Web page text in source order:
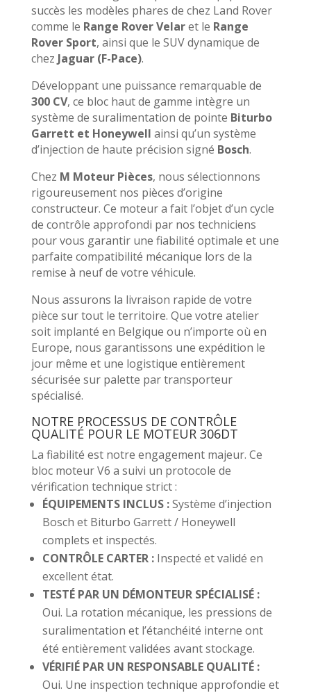
succès les modèles phares de chez Land Rover
comme le Range Rover Velaret le Range
Rover Sport, ainsi que le SUV dynamique de
chez Jaguar (F-Pace).
Développant une puissance remarquable de
300 CV, ce bloc haut de gamme intègre un
système de suralimentation de pointe Biturbo
Garrett et Honeywell ainsi qu’un système
d’injection de haute précision signé Bosch.
Chez M Moteur Pièces, nous sélectionnons
rigoureusement nos pièces d’origine
constructeur. Ce moteur a fait l’objet d’un cycle
de contrôle approfondi par nos techniciens
pour vous garantir une fiabilité optimale et une
parfaite compatibilité mécanique lors de la
remise à neuf de votre véhicule.
Nous assurons la livraison rapide de votre
pièce sur tout le territoire. Que votre atelier
soit implanté en Belgique ou n’importe où en
Europe, nous garantissons une expédition le
jour même et une logistique entièrement
sécurisée sur palette par transporteur
spécialisé.
NOTRE PROCESSUS DE CONTRÔLE
QUALITÉ POUR LE MOTEUR 306DT
La fiabilité est notre engagement majeur. Ce
bloc moteur V6 a suivi un protocole de
vérification technique strict :
ÉQUIPEMENTS INCLUS :Système d’injection
Bosch et Biturbo Garrett / Honeywell
complets et inspectés.
CONTRÔLE CARTER :Inspecté et validé en
excellent état.
TESTÉ PAR UN DÉMONTEUR SPÉCIALISÉ :
Oui. La rotation mécanique, les pressions de
suralimentation et l’étanchéité interne ont
été entièrement validées avant stockage.
VÉRIFIÉ PAR UN RESPONSABLE QUALITÉ :
Oui. Une inspection technique approfondie et